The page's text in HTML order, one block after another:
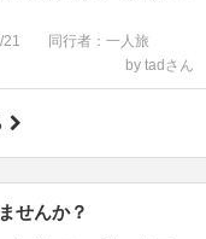
21
同行者：一人旅
by tadさん
せんか？